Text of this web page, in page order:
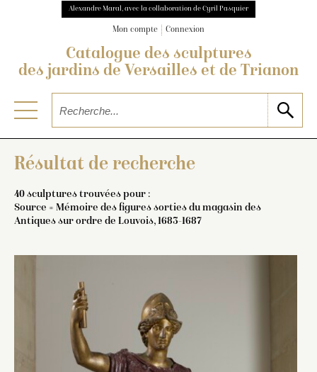
Alexandre Maral, avec la collaboration de Cyril Pasquier
Mon compte Connexion
Catalogue des sculptures
des jardins de Versailles et de Trianon
Résultat de recherche
40 sculptures trouvées pour :
Source = Mémoire des figures sorties du magasin des
Antiques sur ordre de Louvois, 1683-1687